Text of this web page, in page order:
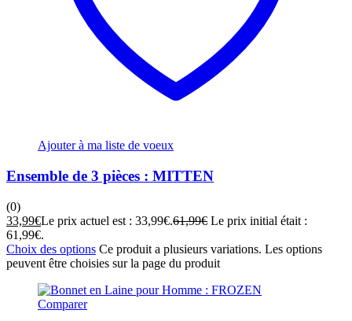
Ajouter à ma liste de voeux
Ensemble de 3 pièces : MITTEN
(0)
33,99€Le prix actuel est : 33,99€.61,99€ Le prix initial était :
61,99€.
Choix des options Ce produit a plusieurs variations. Les options
peuvent être choisies sur la page du produit
Comparer